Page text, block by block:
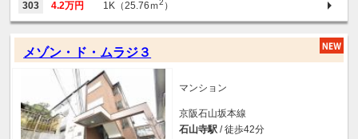
303 4.2万円 1K（25.76ｍ2 ）
メゾン・ド・ムラジ３
マンション
京阪石山坂本線
石山寺駅 / 徒歩42分